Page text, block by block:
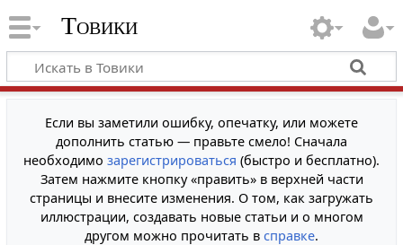
Товики
Если вы заметили ошибку, опечатку, или можете
дополнить статью — правьте смело! Сначала
необходимо зарегистрироваться (быстро и бесплатно).
Затем нажмите кнопку «править» в верхней части
страницы и внесите изменения. О том, как загружать
иллюстрации, создавать новые статьи и о многом
другом можно прочитать в справке.